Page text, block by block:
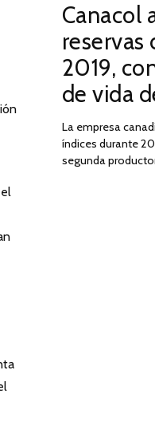
ON
Canacol
reservas
2019,
de vida
La empresa
índices durante
segunda